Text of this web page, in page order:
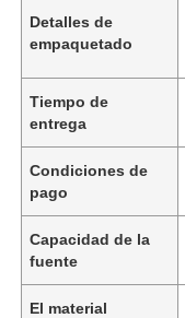
Detalles de
empaquetado
Tiempo de
entrega
Condiciones de
pago
Capacidad de la
fuente
El material